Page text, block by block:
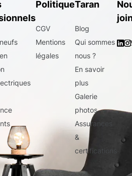
Politique
CGV
Mentions
légales
Taran
Blog
Qui sommes
nous ?
En savoir
plus
Galerie
photos
Assurances
&
certifications